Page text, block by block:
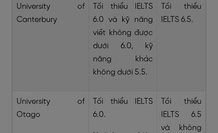
University of
Canterbury
Tối thiểu IELTS
6.0 và kỹ năng
viết không được
dưới 6.0, kỹ
năng khác
không dưới 5.5.
Tối thiểu
IELTS 6.5.
University of
Otago
Tối thiểu IELTS
6.0.
Tối thiểu
IELTS 6.5
và không